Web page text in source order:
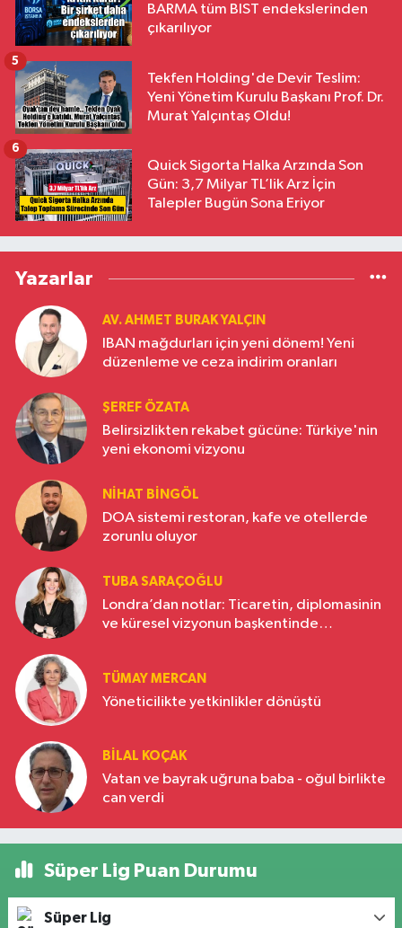
BARMA tüm BIST endekslerinden
çıkarılıyor
Tekfen Holding'de Devir Teslim:
Yeni Yönetim Kurulu Başkanı Prof. Dr.
Murat Yalçıntaş Oldu!
5
Quick Sigorta Halka Arzında Son
Gün: 3,7 Milyar TL’lik Arz İçin
Talepler Bugün Sona Eriyor
6
Yazarlar
AV. AHMET BURAK YALÇIN
IBAN mağdurları için yeni dönem! Yeni
düzenleme ve ceza indirim oranları
ŞEREF ÖZATA
Belirsizlikten rekabet gücüne: Türkiye'nin
yeni ekonomi vizyonu
NIHAT BINGÖL
DOA sistemi restoran, kafe ve otellerde
zorunlu oluyor
TUBA SARAÇOĞLU
Londra’dan notlar: Ticaretin, diplomasinin
ve küresel vizyonun başkentinde
TÜMAY MERCAN
Yöneticilikte yetkinlikler dönüştü
BILAL KOÇAK
Vatan ve bayrak uğruna baba - oğul birlikte
can verdi
Süper Lig Puan Durumu
Süper Lig